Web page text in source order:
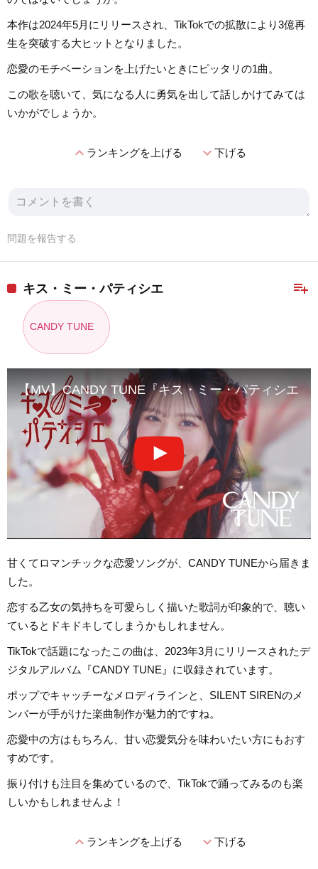
本作は2024年5月にリリースされ、TikTokでの拡散により3億再
生を突破する大ヒットとなりました。
恋愛のモチベーションを上げたいときにピッタリの1曲。
この歌を聴いて、気になる人に勇気を出して話しかけてみては
いかがでしょうか。
expand_lessランキングを上げる expand_more下げる
問題を報告する
playlist_add
キス・ミー・パティシエ
CANDY TUNE
【MV】CANDY TUNE『キス・ミー・パティシエ』
甘くてロマンチックな恋愛ソングが、CANDY TUNEから届きま
した。
恋する乙女の気持ちを可愛らしく描いた歌詞が印象的で、聴い
ているとドキドキしてしまうかもしれません。
TikTokで話題になったこの曲は、2023年3月にリリースされたデ
ジタルアルバム『CANDY TUNE』に収録されています。
ポップでキャッチーなメロディラインと、SILENT SIRENのメ
ンバーが手がけた楽曲制作が魅力的ですね。
恋愛中の方はもちろん、甘い恋愛気分を味わいたい方にもおす
すめです。
振り付けも注目を集めているので、TikTokで踊ってみるのも楽
しいかもしれませんよ！
expand_lessランキングを上げる expand_more下げる